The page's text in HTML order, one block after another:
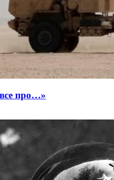
про…»